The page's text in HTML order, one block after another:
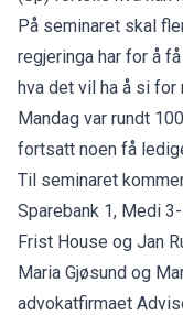
På seminaret skal
regjeringa har for å
hva det vil ha å si
Mandag var rundt
fortsatt noen få
Til seminaret
Sparebank 1, Medi
Frist House og Jan
Maria Gjøsund og
advokatfirmaet